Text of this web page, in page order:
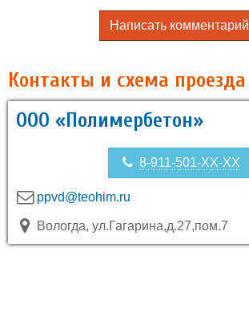
Написать комментарий
Контакты и схема проезда
ООО «Полимербетон»
8-911-501-XX-XX
ppvd@teohim.ru
Вологда, ул.Гагарина,д.27,пом.7